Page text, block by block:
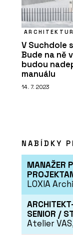
V Suchdole
Bude na ně
budou
manuálu
14. 7. 2023
NABÍDKY
MANAŽER
LOXIA
SENIOR /
Atelier